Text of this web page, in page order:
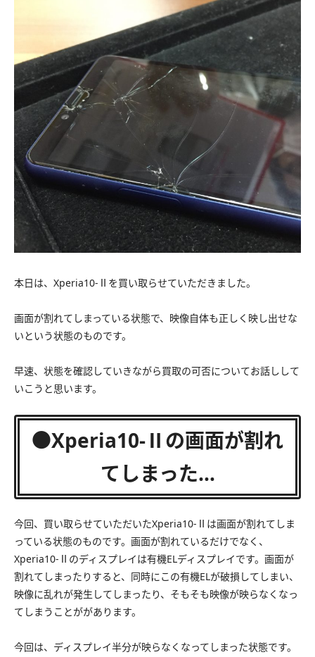
本日は、Xperia10-Ⅱを買い取らせていただきました。
画面が割れてしまっている状態で、映像自体も正しく映し出せな
いという状態のものです。
早速、状態を確認していきながら買取の可否についてお話しして
いこうと思います。
●Xperia10-Ⅱの画面が割れ
てしまった…
今回、買い取らせていただいたXperia10-Ⅱは画面が割れてしま
っている状態のものです。画面が割れているだけでなく、
Xperia10-Ⅱのディスプレイは有機ELディスプレイです。画面が
割れてしまったりすると、同時にこの有機ELが破損してしまい、
映像に乱れが発生してしまったり、そもそも映像が映らなくなっ
てしまうことががあります。
今回は、ディスプレイ半分が映らなくなってしまった状態です。